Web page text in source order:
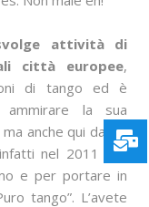
attività di
città europee,
di tango ed è
la sua
anche qui da noi
nel 2011 per
e per portare in
tango”. L’avete